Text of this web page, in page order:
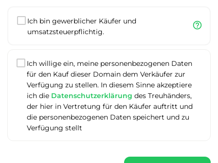
Ich bin gewerblicher Käufer und
umsatzsteuerpflichtig.
help_outline
Ich willige ein, meine personenbezogenen Daten
für den Kauf dieser Domain dem Verkäufer zur
Verfügung zu stellen. In diesem Sinne akzeptiere
ich die Datenschutzerklärung des Treuhänders,
der hier in Vertretung für den Käufer auftritt und
die personenbezogenen Daten speichert und zu
Verfügung stellt